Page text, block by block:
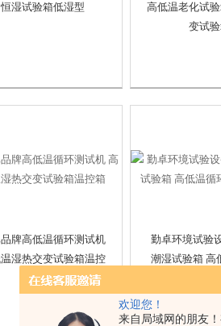
欢迎您！
来自局域网的朋友
恒湿试验箱低湿型
高低温老化试
变试
牌高低温循环测试机
湿热交变试验箱温控
箱
勤卓环境试验
潮湿试验箱 高